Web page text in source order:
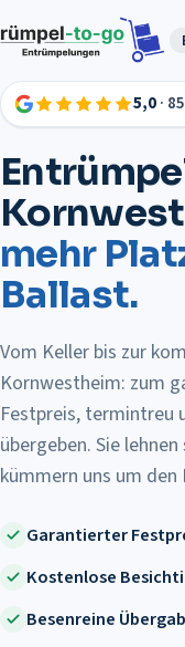
5,0·
mehr
Ballast.
Vom Keller bis zur
Kornwestheim: zum
Festpreis, termintreu
übergeben. Sie
kümmern uns um den
Garantierter
Kostenlose
Besenreine